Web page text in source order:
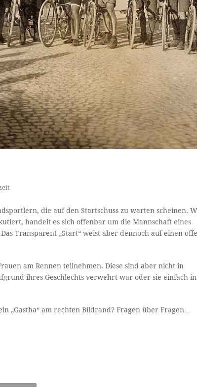
die auf den Startschuss zu warten scheinen.
handelt es sich offenbar um die Mannschaft eines
Transparent „Start“ weist aber dennoch auf einen
am Rennen teilnehmen. Diese sind aber nicht in
ihres Geschlechts verwehrt war oder sie einfach
„Gastha“ am rechten Bildrand? Fragen über Fragen…